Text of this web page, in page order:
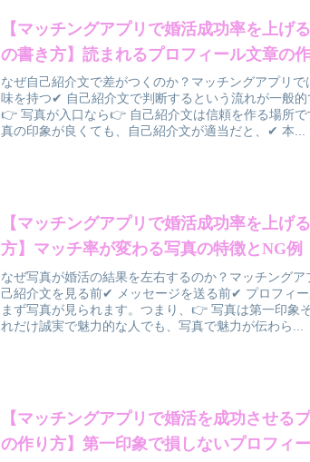
【マッチングアプリで婚活成功率を上げ
の書き方】読まれるプロフィール文章の
なぜ自己紹介文で差がつくのか？マッチングアプリ
味を持つ✔ 自己紹介文で判断するという流れが一般的
👉 写真が入口なら👉 自己紹介文は信頼を作る場所で
真の印象が良くても、自己紹介文が適当だと、✔ 本...
【マッチングアプリで婚活成功率を上げ
方】マッチ率が変わる写真の特徴とNG例
なぜ写真が婚活の結果を左右するのか？マッチング
己紹介文を見る前✔ メッセージを送る前✔ プロフィー
まず写真が見られます。つまり、👉 写真は第一印象
れだけ誠実で魅力的な人でも、写真で魅力が伝わら...
【マッチングアプリで婚活を成功させる
の作り方】第一印象で損しないプロフィ